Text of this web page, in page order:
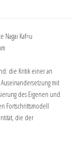
Nagai Kaf=u
die Kritik einer an
mit
des Eigenen und
Fortschrittsmodell
die der